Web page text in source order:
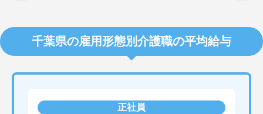
プの道筋が用意されています。急成長中の企業であ
るためポストも豊富にあり、専門性を高めながらマ
ネジメント職への挑戦も視野に入れていただけま
・年間休日114日、残業月平均10時間程度という就
明確にし、心身ともに充実した状態で長くご活躍い
千葉県の雇用形態別介護職の平均給与
正社員